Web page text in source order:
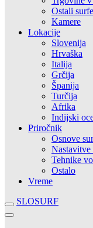
Ostali
Kamere
Lokacije
Slovenija
Hrvaška
Italija
Grčija
Španija
Turčija
Afrika
Indijski
Priročnik
Osnove
Nastavitve
Tehnike
Ostalo
Vreme
SLOSURF